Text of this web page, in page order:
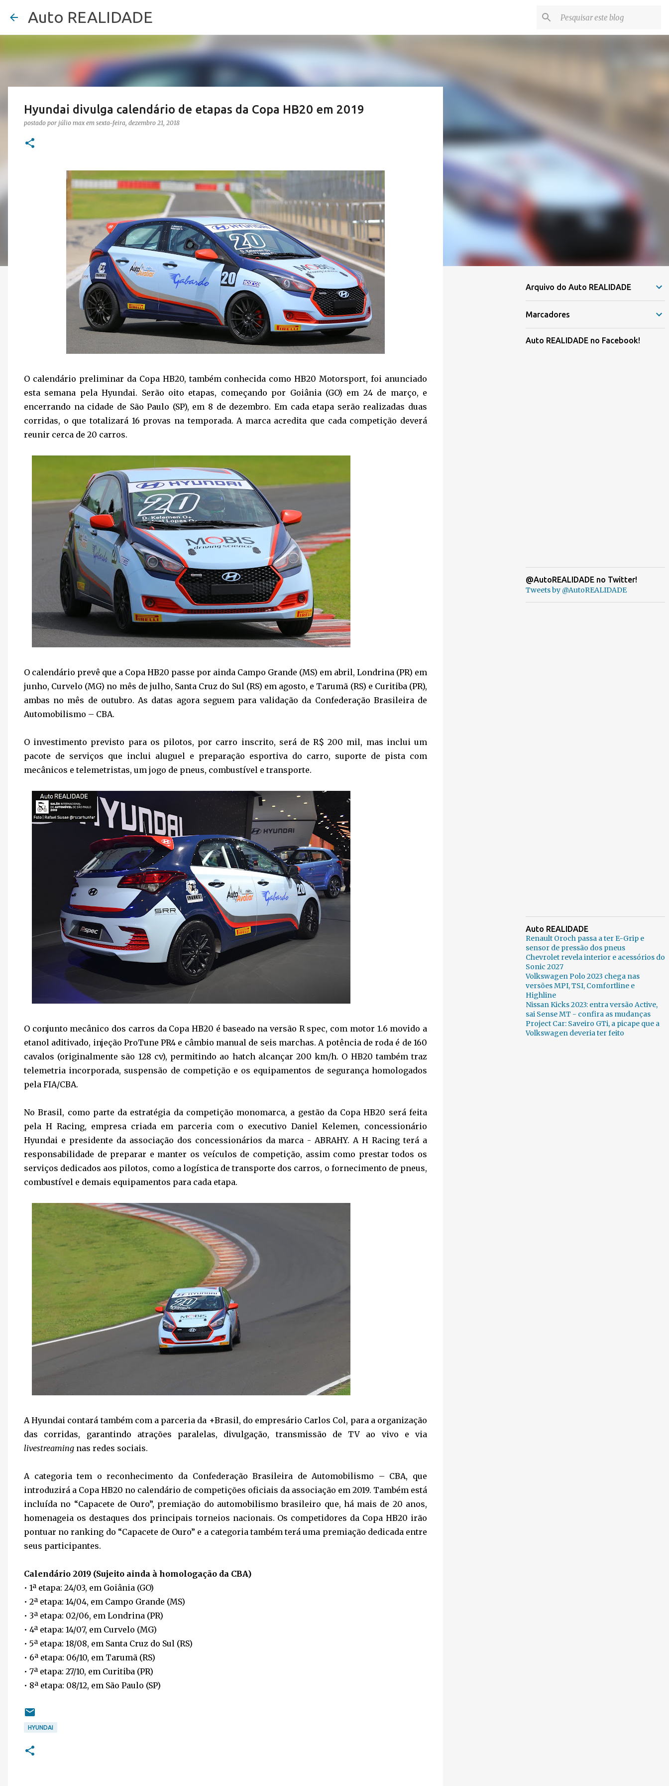
Auto REALIDADE
Hyundai divulga calendário de etapas da Copa HB20 em 2019
postado por júlio max em sexta-feira, dezembro 21, 2018
O calendário preliminar da Copa HB20, também conhecida como HB20 Motorsport, foi anunciado
esta semana pela Hyundai. Serão oito etapas, começando por Goiânia (GO) em 24 de março, e
encerrando na cidade de São Paulo (SP), em 8 de dezembro. Em cada etapa serão realizadas duas
corridas, o que totalizará 16 provas na temporada. A marca acredita que cada competição deverá
reunir cerca de 20 carros.
O calendário prevê que a Copa HB20 passe por ainda Campo Grande (MS) em abril, Londrina (PR) em
junho, Curvelo (MG) no mês de julho, Santa Cruz do Sul (RS) em agosto, e Tarumã (RS) e Curitiba (PR),
ambas no mês de outubro. As datas agora seguem para validação da Confederação Brasileira de
Automobilismo – CBA.
O investimento previsto para os pilotos, por carro inscrito, será de R$ 200 mil, mas inclui um
pacote de serviços que inclui aluguel e preparação esportiva do carro, suporte de pista com
mecânicos e telemetristas, um jogo de pneus, combustível e transporte.
O conjunto mecânico dos carros da Copa HB20 é baseado na versão R spec, com motor 1.6 movido a
etanol aditivado, injeção ProTune PR4 e câmbio manual de seis marchas. A potência de roda é de 160
cavalos (originalmente são 128 cv), permitindo ao hatch alcançar 200 km/h. O HB20 também traz
telemetria incorporada, suspensão de competição e os equipamentos de segurança homologados
pela FIA/CBA.
No Brasil, como parte da estratégia da competição monomarca, a gestão da Copa HB20 será feita
pela H Racing, empresa criada em parceria com o executivo Daniel Kelemen, concessionário
Hyundai e presidente da associação dos concessionários da marca - ABRAHY. A H Racing terá a
responsabilidade de preparar e manter os veículos de competição, assim como prestar todos os
serviços dedicados aos pilotos, como a logística de transporte dos carros, o fornecimento de pneus,
combustível e demais equipamentos para cada etapa.
A Hyundai contará também com a parceria da +Brasil, do empresário Carlos Col, para a organização
das corridas, garantindo atrações paralelas, divulgação, transmissão de TV ao vivo e via
livestreaming nas redes sociais.
A categoria tem o reconhecimento da Confederação Brasileira de Automobilismo – CBA, que
introduzirá a Copa HB20 no calendário de competições oficiais da associação em 2019. Também está
incluída no “Capacete de Ouro”, premiação do automobilismo brasileiro que, há mais de 20 anos,
homenageia os destaques dos principais torneios nacionais. Os competidores da Copa HB20 irão
pontuar no ranking do “Capacete de Ouro” e a categoria também terá uma premiação dedicada entre
seus participantes.
Calendário 2019 (Sujeito ainda à homologação da CBA)
• 1ª etapa: 24/03, em Goiânia (GO)
• 2ª etapa: 14/04, em Campo Grande (MS)
• 3ª etapa: 02/06, em Londrina (PR)
• 4ª etapa: 14/07, em Curvelo (MG)
• 5ª etapa: 18/08, em Santa Cruz do Sul (RS)
• 6ª etapa: 06/10, em Tarumã (RS)
• 7ª etapa: 27/10, em Curitiba (PR)
• 8ª etapa: 08/12, em São Paulo (SP)
HYUNDAI
Arquivo do Auto REALIDADE
Marcadores
Auto REALIDADE no Facebook!
@AutoREALIDADE no Twitter!
Tweets by @AutoREALIDADE
Auto REALIDADE
Renault Oroch passa a ter E-Grip e
sensor de pressão dos pneus
Chevrolet revela interior e acessórios do
Sonic 2027
Volkswagen Polo 2023 chega nas
versões MPI, TSI, Comfortline e
Highline
Nissan Kicks 2023: entra versão Active,
sai Sense MT - confira as mudanças
Project Car: Saveiro GTi, a picape que a
Volkswagen deveria ter feito